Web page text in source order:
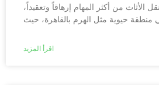
الأثاث من أكثر المهام إرهاقاً وتعقيداً،
حيوية مثل الهرم بالقاهرة، حيث
اقرأ المزيد